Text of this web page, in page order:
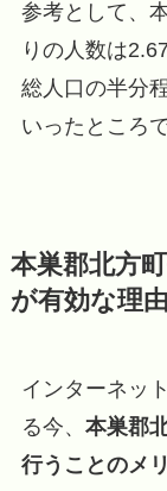
参考として、
りの人数は
総人口の半分
いったところで
本巣郡北方
が有効な理由
インターネッ
る今、 本巣郡
行うことのメ